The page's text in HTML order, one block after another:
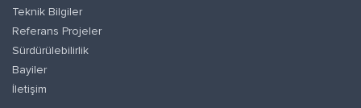
Teknik Bilgiler
Referans Projeler
Sürdürülebilirlik
Bayiler
İletişim